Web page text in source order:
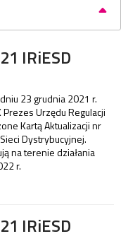
IRiESD
23 grudnia 2021 r.
Urzędu Regulacji
Kartą Aktualizacji nr
Dystrybucyjnej.
na terenie działania
r.
IRiESD